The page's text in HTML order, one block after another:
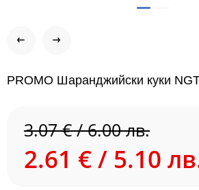
PROMO Шаранджийски куки
3.07 € / 6.00 лв.
2.61 € / 5.10